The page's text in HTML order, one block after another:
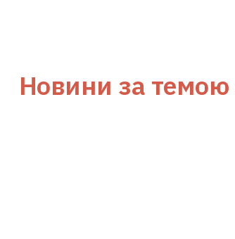
Новини за темою